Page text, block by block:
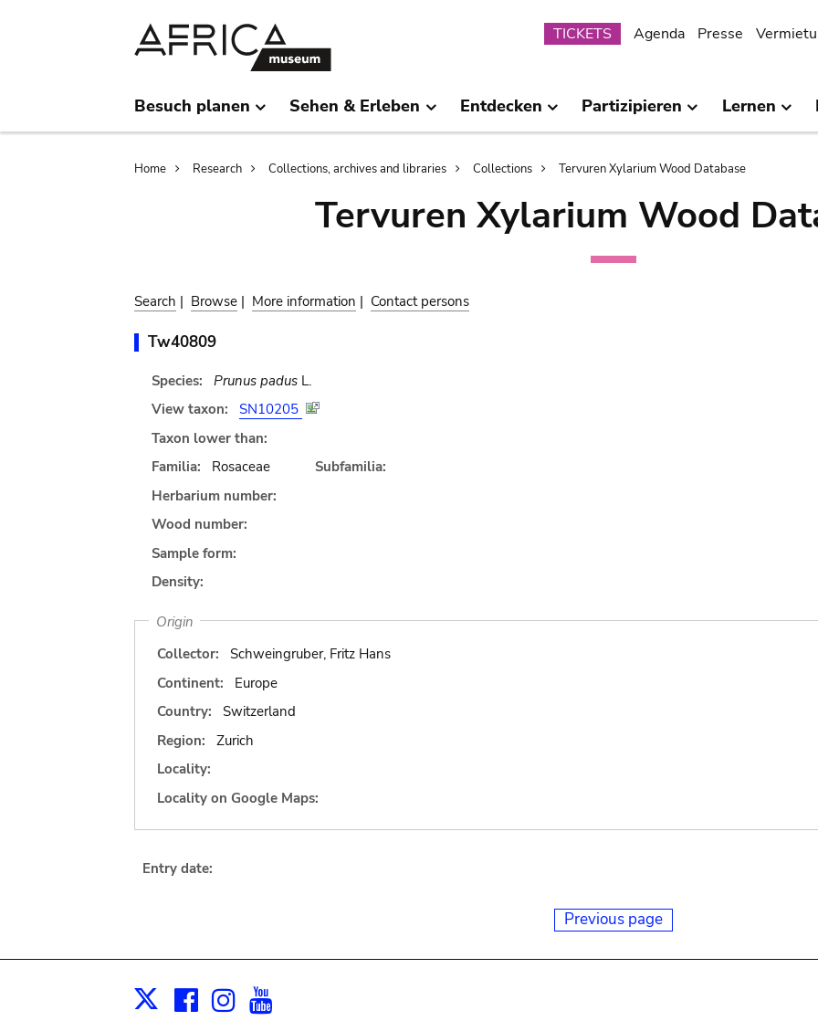
Submenu
TICKETS Agenda Presse
Besuch planen Sehen & Erleben Entdecken Partizipieren Lernen
Breadcrumb
Home Research Collections, archives and libraries Collections Tervuren Xylarium Wood Database
Tervuren Xylarium Wood
Search | Browse | More information | Contact persons
Tw40809
Species: Prunus padusL.
View taxon:
SN10205
Taxon lower than:
Familia:
Rosaceae
Subfamilia:
Herbarium number:
Wood number:
Sample form:
Density:
Origin
Collector:
Schweingruber, Fritz Hans
Continent:
Europe
Country:
Switzerland
Region:
Zurich
Locality:
Locality on Google Maps:
Entry date:
Previous page
X Facebook
Instagram